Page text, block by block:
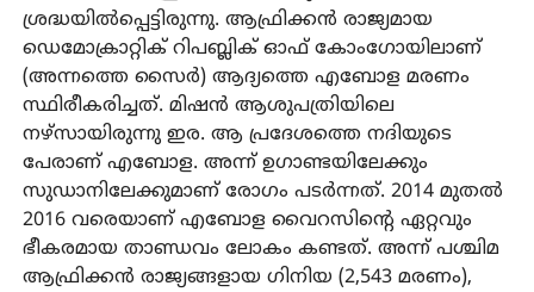
ശ്രദ്ധയിൽപ്പെട്ടിരുന്നു. ആഫ്രിക്കൻ രാജ്യമായ
ഡെമോക്രാറ്റിക് റിപബ്ലിക് ഓഫ് കോംഗോയിലാണ്
(അന്നത്തെ സൈർ) ആദ്യത്തെ എബോള മരണം
സ്ഥിരീകരിച്ചത്. മിഷൻ ആശുപത്രിയിലെ
നഴ്സായിരുന്നു ഇര. ആ പ്രദേശത്തെ നദിയുടെ
പേരാണ് എബോള. അന്ന് ഉഗാണ്ടയിലേക്കും
സുഡാനിലേക്കുമാണ് രോഗം പടർന്നത്. 2014 മുതൽ
2016 വരെയാണ് എബോള വൈറസിന്റെ ഏറ്റവും
ഭീകരമായ താണ്ഡവം ലോകം കണ്ടത്. അന്ന് പശ്ചിമ
ആഫ്രിക്കൻ രാജ്യങ്ങളായ ഗിനിയ (2,543 മരണം),